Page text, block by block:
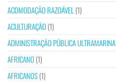
ACOMODAÇÃO RAZOÁVEL (1)
ACULTURAÇÃO (1)
ADMINISTRAÇÃO PÚBLICA ULTRAMARINA
AFRICANO (1)
AFRICANOS(1)